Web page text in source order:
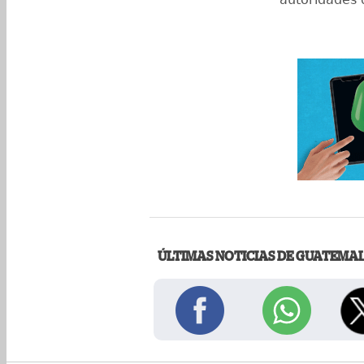
ÚLTIMAS NOTICIAS DE